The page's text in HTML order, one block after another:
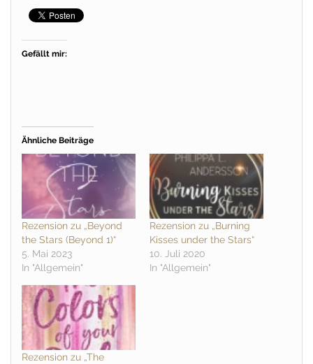
Gefällt mir:
Ähnliche Beiträge
Rezension zu „Beyond
the Stars (Beyond 1)“
5. Mai 2023
In "Allgemein"
Rezension zu „Burning
Kisses under the Stars“
10. Juli 2020
In "Allgemein"
Rezension zu „The